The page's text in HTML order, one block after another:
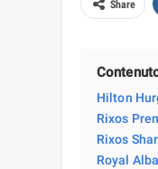
Share
Hilton
Rixos
Rixos
Royal